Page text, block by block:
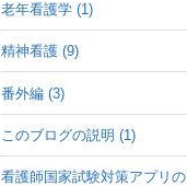
老年看護学 (1)
精神看護 (9)
番外編 (3)
このブログの説明 (1)
看護師国家試験対策アプリの